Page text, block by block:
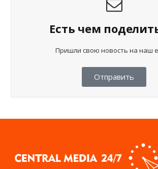
Есть чем
Пришли свою новость на наш
Отправить